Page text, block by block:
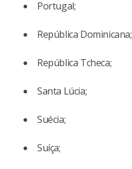
Portugal;
República Dominicana;
República Tcheca;
Santa Lúcia;
Suécia;
Suíça;